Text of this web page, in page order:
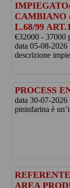
CAMBIANO
L.68/99
€32000 - 37000
data 05-08-2026
descrizione
PROCESS
data 30-07-2026
pininfarina è
AREA